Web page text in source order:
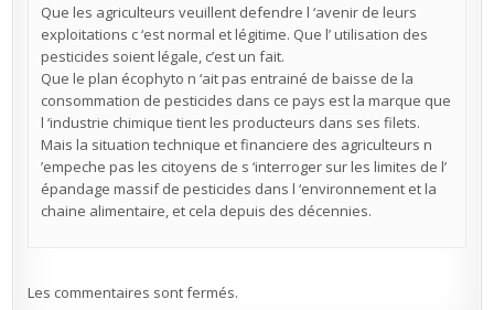
Que les agriculteurs veuillent defendre l ‘avenir de leurs
exploitations c ‘est normal et légitime. Que l’ utilisation des
pesticides soient légale, c’est un fait.
Que le plan écophyto n ‘ait pas entrainé de baisse de la
consommation de pesticides dans ce pays est la marque que
l ‘industrie chimique tient les producteurs dans ses filets.
Mais la situation technique et financiere des agriculteurs n
’empeche pas les citoyens de s ‘interroger sur les limites de l’
épandage massif de pesticides dans l ‘environnement et la
chaine alimentaire, et cela depuis des décennies.
Les commentaires sont fermés.